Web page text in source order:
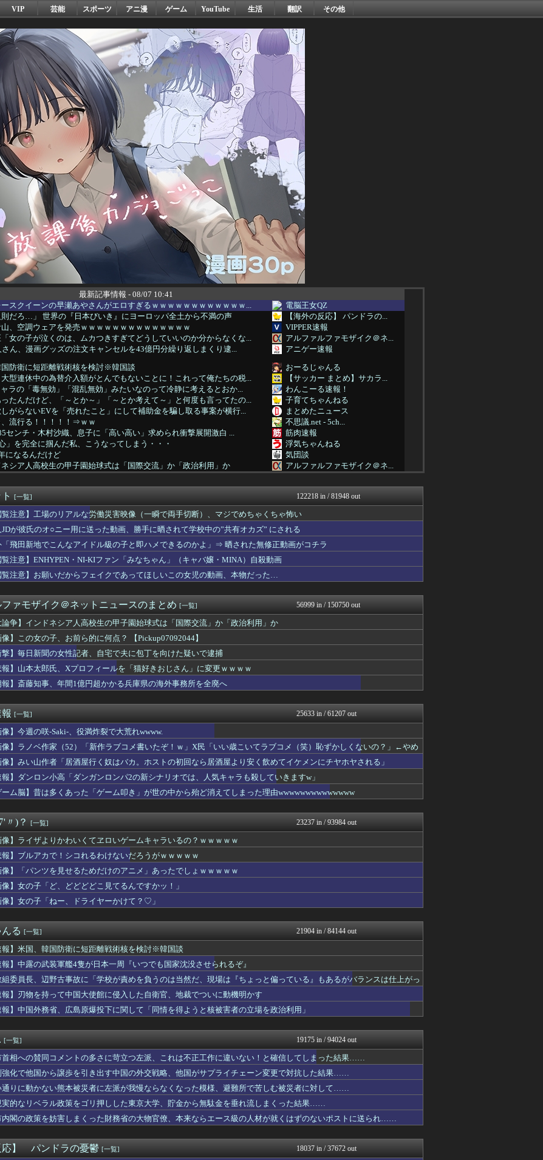
VIP 芸能 スポーツ アニ漫 ゲーム YouTube 生活 翻訳 その他
最新記事情報 - 08/07 10:41
ースクイーンの早瀬あやさんがエロすぎるｗｗｗｗｗｗｗｗｗｗｗｗ...
電脳王女QZ
だろ…」 世界の『日本びいき』にヨーロッパ全土から不満の声
【海外の反応】 パンドラの...
山、空調ウェアを発売ｗｗｗｗｗｗｗｗｗｗｗｗｗｗ
VIPPER速報
「女の子が泣くのは、ムカつきすぎてどうしていいのか分からなくな...
アルファルファモザイク＠ネ...
さん、漫画グッズの注文キャンセルを43億円分繰り返しまくり逮...
アニゲー速報
国防衛に短距離戦術核を検討※韓国談
おーるじゃんる
大型連休中の為替介入額がとんでもないことに！これって俺たちの税...
【サッカー まとめ】サカラ...
ャラの「毒無効」「混乱無効」みたいなのって冷静に考えるとおか...
わんこーる速報！
たんだけど、「～とか～」「～とか考えて～」と何度も言ってたの...
子育てちゃんねる
がらないEVを「売れたこと」にして補助金を騙し取る事案が横行...
まとめたニュース
、流行る！！！！！⇒ｗｗ
不思議.net - 5ch...
センチ・木村沙織、息子に「高い高い」求められ衝撃展開激白 ...
筋肉速報
」を完全に掴んだ私、こうなってしまう・・・
浮気ちゃんねる
になるんだけど
気団談
ネシア人高校生の甲子園始球式は「国際交流」か「政治利用」か
アルファルファモザイク＠ネ...
カカロット、唐突に独身煽りを初めてしまう…
ああ言えばForYou
】4.7ってちょうどオンパロスカレンダーの謎の印の日にリリー...
原神速報 | GENSHI...
、ミスでSEEDをパンクさせてしまう…
パチンコ・パチスロ.com
泊まり不倫愛
なんJ（まとめては）いかん...
2011～12年に外国人審判員・監督官ら10数人を性接待（W...
もえるあじあ(･∀･)
せ？」旦那「お前もそう思うだろ？」→その返事が忘れられず、後...
修羅場ハザード -復讐・D...
安を阻止するために日米の通貨当局が実施した為替介入は｢一時し...
日本第一！ニュース録
ャスターの巨乳とクビレが凄すぎる
アナ速‐女子アナ画像速報
ハマりすぎた結果ｗｗｗｗｗｗｗｗｗｗwwww
盗塁阻止率 .217で、12球団13人中12位（8月5日現...
ベイスターズNEWS
すぎだ」中村敬斗、ランス残留の可能性を会長が示唆！移籍金が交...
NO FOOTY NO L...
、お前ら的に何点？ 【Pickup07092044】
ティ、野菜サラダ←ここに１品加えて最強しろ
なんじぇいスタジアム＠なん...
アニオタ、爆乳ｗｗｗ
・桐谷さん大腸がんに「もっとお金使って遊べばよかった」
「非核三原則見直し論は許すわけにいかない」 ネット「議論すら...
モナニュース
うのはおかしい」と言い出した。その理由を聞いて思わず耳を疑っ...
鬼女の宅配便 - 修羅場・...
費税が下がっても値下げしません」
系女子落として顔採用しまくったらこうなるwww
まとめCUP
谷氏「食料品の減税は愚策」←じゃあ他にどんな経済対策があるん...
NEWSまとめもりー｜2c...
でにんにくを注文した人、真っ青なにんにくを出される
キロ←こういう投手ってプロで育成難しいよな
なんじぇいスタジアム＠なん...
ルナンデス見せたデカケツがそそる
まとめ芸能＠美女画像まとめ...
軍艦4隻が日本一周『いつでも国家沈没させられるぞ』
おーるじゃんる
メントの多さに苛立つ左派、これは不正工作に違いない！と確信し...
U-1 NEWS.
ワンに地方のパートナーポケモンたちが大集合！新作フレーバーや...
トレンドの通り道
中から「真ん中の日焼け」を選ぶやつはロリwwwwww
ぶる速-VIP
の街宣車、ほんと碌でもないな
あじあニュースちゃんねる
『水銀』を持ち込めない理由がこれ【→】
まにゅそく 2chまとめニ...
スダンは航空優勢は取るの？取らないの？
しか見えないセクシー女優さんが話題になるｗｗｗｗｗｗ
女子アナお宝画像速報－5c...
い山」、始まる前からBPOにチクられるｗｗｗｗ
のホテルへの誘い方が丁寧すぎて引いちゃった（笑）」⇒ｗ
めっちゃ弱いです。マダンテしか能ないです。竜かもしれません...
について知ってること
おたくみくす 声優まとめ
リーパー堀さん、対面で高須幹弥にキレるｗｗｗｗｗｗｗｗｗ
ンダム外伝まつり開幕！ガチャは来週かな？
GUNDAM.LOG｜ガン...
今の野球は長打、速いボールばっか」
なんJ PRIDE
んとアイちゃんの作接皆カプ
語るインターネット老人会ｗｗｗ この話題についていけないって...
ウマ娘まとめ速報うまろぐ
韓国サッカー協会、W杯予選の審判に“性接待”していたことが発...
哲学ニュースnwk
て里帰りできない私に義母達が義実家に来るよう勧めてくる。3D...
修羅場ライフ速報
ーシー二の腕、ガチでエグいって・・・
トウサギ 他
あ艦これ ～艦隊これくしょ...
家、高市を揶揄したAI画像を堂々と載せる （※画像あり）
ラビット速報
女性記者、自宅で夫に包丁を向けた疑いで逮捕
優との1体1イベントみんななに話すの？
コンテンツ・声優 | ラブ...
注文して………キャンセルっと！」←こいつの目的
VIPPER速報
デン”三井寺 16歳4カ月5日でJ1開幕史上最年少先発デビュ...
footballnet【サ...
7年目にして最盛期を迎えるｗｗｗｗｗｗｗｗｗｗ
ゲーム実況者速報＠YouT...
字へ 「貯金」数年で枯渇、研究者の削減不可避
みそパンNEWS
援したのに…「韓国産の水は水洗トイレに」
痛いニュース(ﾉ∀`)
しいんやが、、、」ヨッメ「金は？育児は？私の仕事は？キャリア...
投資ちゃんねる
ンエグゼ』があればモバイルバッテリーが発火する事件とかあるん...
けおけお速報
リアルな労働災害映像（一瞬で両手切断）、マジでめちゃくちゃ怖...
ポッカキット
総裁「この暖かさをもった地球が人間さえ破壊するんだ（汗だく）...
[一覧] 122218 in / 81948 out
覧注意】工場のリアルな労働災害映像（一瞬で両手切断）、マジでめちゃくちゃ怖い
JDが彼氏のオ○ニー用に送った動画、勝手に晒されて学校中の”共有オカズ” にされる
「飛田新地でこんなアイドル級の子と即ハメできるのかよ」⇒ 晒された無修正動画がコチラ
覧注意】ENHYPEN・NI-KIファン「みなちゃん」（キャバ嬢・MINA）自殺動画
覧注意】お願いだからフェイクであってほしいこの女児の動画、本物だった…
ァモザイク＠ネットニュースのまとめ [一覧] 56999 in / 150750 out
論争】インドネシア人高校生の甲子園始球式は「国際交流」か「政治利用」か
像】この女の子、お前ら的に何点？ 【Pickup07092044】
撃】毎日新聞の女性記者、自宅で夫に包丁を向けた疑いで逮捕
報】山本太郎氏、Xプロフィールを「猫好きおじさん」に変更ｗｗｗｗ
報】斎藤知事、年間1億円超かかる兵庫県の海外事務所を全廃へ
[一覧] 25633 in / 61207 out
像】今週の咲-Saki-、役満炸裂で大荒れwwww.
像】ラノベ作家（52）「新作ラブコメ書いたぞ！ｗ」X民「いい歳こいてラブコメ（笑）恥ずかしくないの？」←やめ
ｗと話題に
像】みい山作者「居酒屋行く奴はバカ。ホストの初回なら居酒屋より安く飲めてイケメンにチヤホヤされる」
報】ダンロン小高「ダンガンロンパ2の新シナリオでは、人気キャラも殺していきますw」
ーム脳】昔は多くあった「ゲーム叩き」が世の中から殆ど消えてしまった理由wwwwwwwwwwwwww
〃)？ [一覧] 23237 in / 93984 out
像】ライザよりかわいくてヱロいゲームキャラいるの？ｗｗｗｗｗ
報】ブルアカで！シコれるわけないだろうがｗｗｗｗｗ
像】「パンツを見せるためだけのアニメ」あったでしょｗｗｗｗｗ
像】女の子「ど、どどどどこ見てるんですかッ！」
像】女の子「ねー、ドライヤーかけて？♡」
る [一覧] 21904 in / 84144 out
報】米国、韓国防衛に短距離戦術核を検討※韓国談
報】中露の武装軍艦4隻が日本一周『いつでも国家沈没させられるぞ』
組委員長、辺野古事故に「学校が責めを負うのは当然だ、現場は『ちょっと偏っている』もあるがバランスは仕上がっ
」報】刃物を持って中国大使館に侵入した自衛官、地裁でついに動機明かす
報】中国外務省、広島原爆投下に関して「同情を得ようと核被害者の立場を政治利用」
[一覧] 19175 in / 94024 out
首相への賛同コメントの多さに苛立つ左派、これは不正工作に違いない！と確信してしまった結果……
強化で他国から譲歩を引き出す中国の外交戦略、他国がサプライチェーン変更で対抗した結果……
通りに動かない熊本被災者に左派が我慢ならなくなった模様、避難所で苦しむ被災者に対して……
実的なリベラル政策をゴリ押しした東京大学、貯金から無駄金を垂れ流しまくった結果……
内閣の政策を妨害しまくった財務省の大物官僚、本来ならエース級の人材が就くはずのないポストに送られ……
応】 パンドラの憂鬱 [一覧] 18037 in / 37672 out